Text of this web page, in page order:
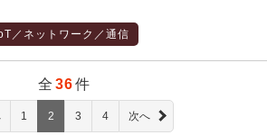
／ネットワーク／通信
全 36件
1 2 3 4 次へ